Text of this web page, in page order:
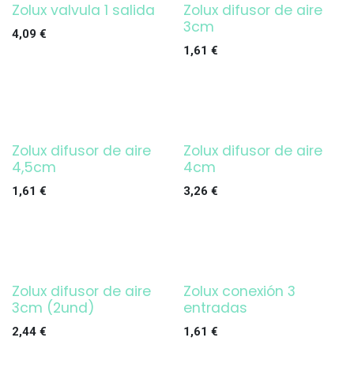
Zolux valvula 1 salida
4,09 €
Zolux difusor de aire
3cm
1,61 €
Zolux difusor de aire
4,5cm
1,61 €
Zolux difusor de aire
4cm
3,26 €
Zolux difusor de aire
3cm (2und)
2,44 €
Zolux conexión 3
entradas
1,61 €